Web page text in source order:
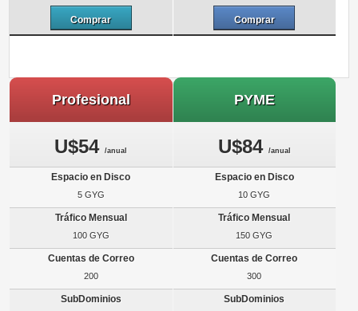
Comprar Comprar
Profesional
U$54/anual
5 GYG
100 GYG
200
PYME
U$84 /anual
10 GYG
150 GYG
300